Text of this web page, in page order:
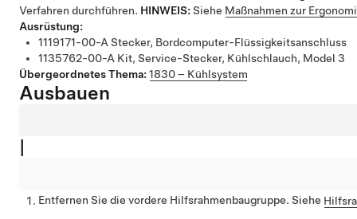
Verfahren durchführen. HINWEIS: Siehe Maßnahmen zur
Ausrüstung:
1119171-00-AStecker, Bordcomputer-Flüssigkeitsanschluss
1135762-00-A Kit, Service-Stecker, Kühlschlauch, Model 3
Übergeordnetes Thema: 1830 – Kühlsystem
Ausbauen
|
Entfernen Sie die vordere Hilfsrahmenbaugruppe. Siehe